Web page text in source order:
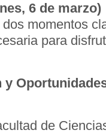
6 de marzo)
momentos
para
y
de